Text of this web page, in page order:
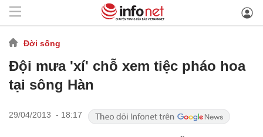
Đời sống
Đội mưa 'xí' chỗ xem tiệc pháo hoa
tại sông Hàn
29/04/2013 - 18:17